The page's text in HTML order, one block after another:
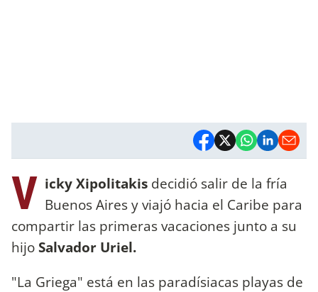
V icky Xipolitakis decidió salir de la fría
Buenos Aires y viajó hacia el Caribe para
compartir las primeras vacaciones junto a su
hijoSalvador Uriel.
"La Griega" está en las paradísiacas playas de